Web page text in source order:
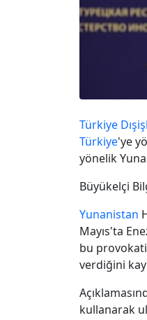
Türkiye
Türkiye'ye
yönelik
Büyükelçi
Yunanistan
Mayıs'ta
bu
verdiğini
kullanarak